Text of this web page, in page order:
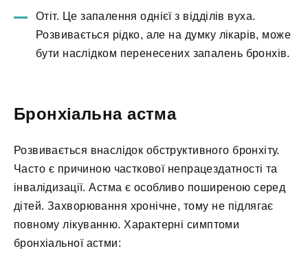
Отіт. Це запалення однієї з відділів вуха.
Розвивається рідко, але на думку лікарів, може
бути наслідком перенесених запалень бронхів.
Бронхіальна астма
Розвивається внаслідок обструктивного бронхіту.
Часто є причиною часткової непрацездатності та
інвалідизації. Астма є особливо поширеною серед
дітей. Захворювання хронічне, тому не підлягає
повному лікуванню. Характерні симптоми
бронхіальної астми: